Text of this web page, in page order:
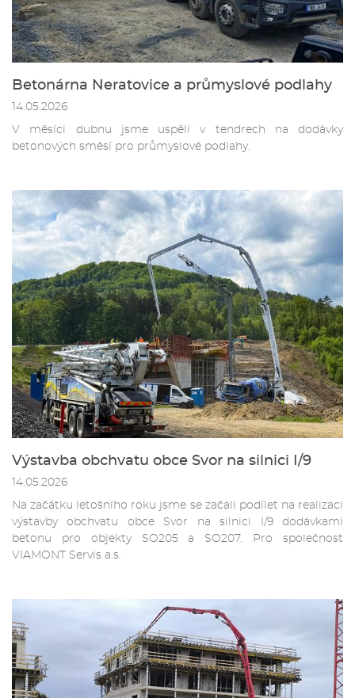
Betonárna Neratovice a průmyslové podlahy
14.05.2026
V měsíci dubnu jsme uspěli v tendrech na dodávky
betonových směsí pro průmyslové podlahy.
Výstavba obchvatu obce Svor na silnici I/9
14.05.2026
Na začátku letošního roku jsme se začali podílet na realizaci
výstavby obchvatu obce Svor na silnici I/9 dodávkami
betonu pro objekty SO205 a SO207. Pro společnost
VIAMONT Servis a.s.